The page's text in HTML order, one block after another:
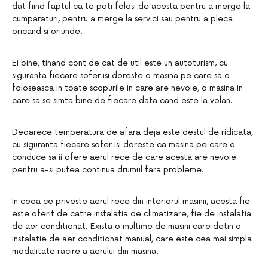
dat fiind faptul ca te poti folosi de acesta pentru a merge la
cumparaturi, pentru a merge la servici sau pentru a pleca
oricand si oriunde.
Ei bine, tinand cont de cat de util este un autoturism, cu
siguranta fiecare sofer isi doreste o masina pe care sa o
foloseasca in toate scopurile in care are nevoie, o masina in
care sa se simta bine de fiecare data cand este la volan.
Deoarece temperatura de afara deja este destul de ridicata,
cu siguranta fiecare sofer isi doreste ca masina pe care o
conduce sa ii ofere aerul rece de care acesta are nevoie
pentru a-si putea continua drumul fara probleme.
In ceea ce priveste aerul rece din interiorul masinii, acesta fie
este oferit de catre instalatia de climatizare, fie de instalatia
de aer conditionat. Exista o multime de masini care detin o
instalatie de aer conditionat manual, care este cea mai simpla
modalitate racire a aerului din masina.